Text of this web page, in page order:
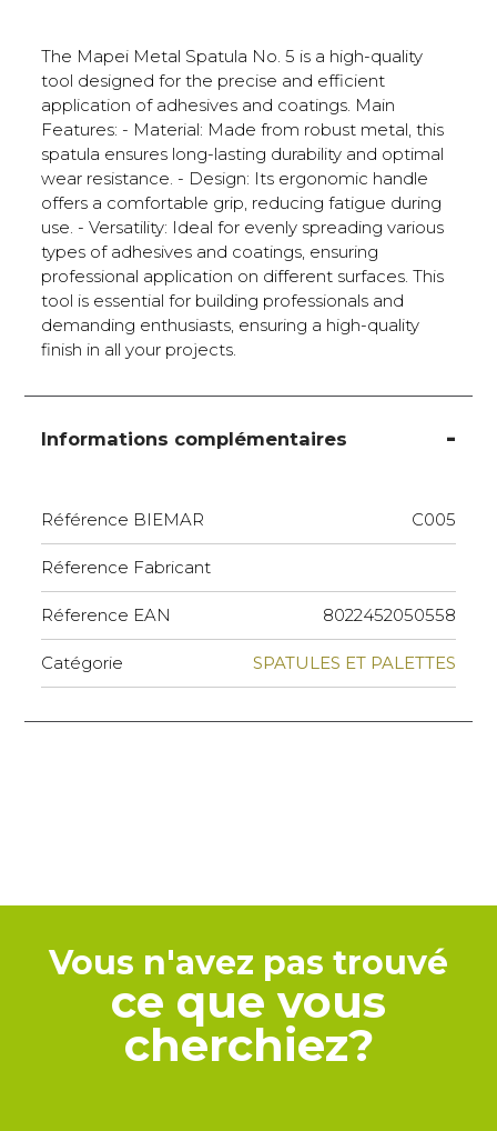
The Mapei Metal Spatula No. 5 is a high-quality
tool designed for the precise and efficient
application of adhesives and coatings. Main
Features: - Material: Made from robust metal, this
spatula ensures long-lasting durability and optimal
wear resistance. - Design: Its ergonomic handle
offers a comfortable grip, reducing fatigue during
use. - Versatility: Ideal for evenly spreading various
types of adhesives and coatings, ensuring
professional application on different surfaces. This
tool is essential for building professionals and
demanding enthusiasts, ensuring a high-quality
finish in all your projects.
Informations complémentaires
Référence BIEMAR C005
Réference Fabricant
Réference EAN 8022452050558
Catégorie SPATULES ET PALETTES
Vous n'avez pas trouvé
ce que vous
cherchiez?